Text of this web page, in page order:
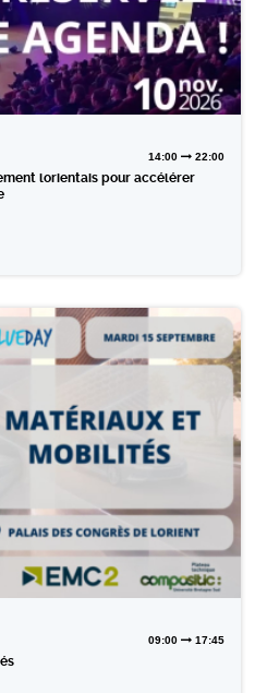
14:00
22:00
lorientais pour accélérer
09:00
17:45